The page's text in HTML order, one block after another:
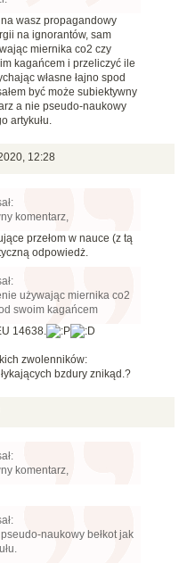
wasz propagandowy
na ignorantów, sam
miernika co2 czy
kagańcem i przeliczyć ile
własne łajno spod
być może subiektywny
a nie pseudo-naukowy
artykułu.
12:28
komentarz,
przełom w nauce (z tą
odpowiedż.
używając miernika co2
swoim kagańcem
14638.
zwolenników:
bzdury znikąd.?
komentarz,
naukowy bełkot jak